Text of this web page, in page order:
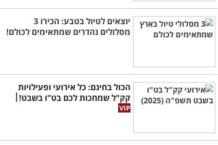
יוצאים לטיול בטבע: הכירו 3
מסלולים נהדרים שמתאימים לכולם!
הכול בחינם: כל אירועי ופעילויות
קק"ל שמחכות לכם בט"ו בשבט!